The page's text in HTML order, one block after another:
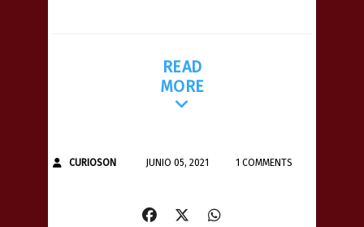
READ
MORE
CURIOSON JUNIO 05, 2021 1 COMMENTS